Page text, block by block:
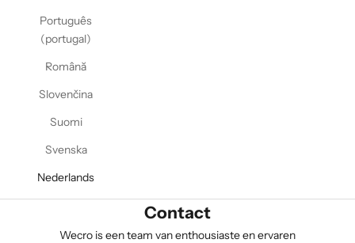
Português
(portugal)
Română
Slovenčina
Suomi
Svenska
Nederlands
Contact
Wecro is een team van enthousiaste en ervaren